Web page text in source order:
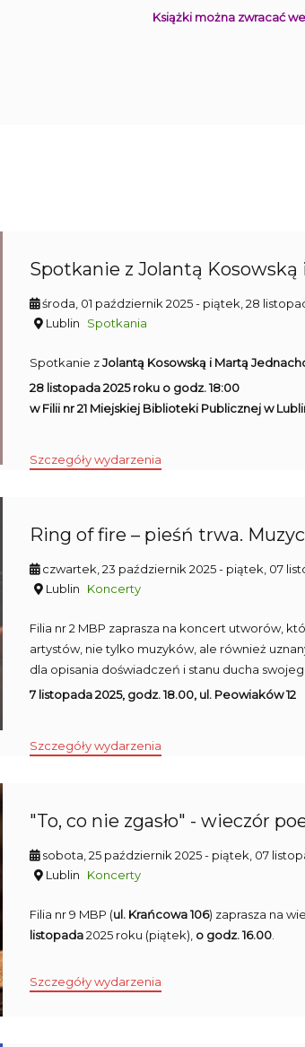
Książki można zwracać
Spotkanie z Jolantą
środa, 01 październik 2025- piątek, 28
Lublin
Spotkania
Spotkanie zJolantą Kosowską i Martą
28 listopada 2025 roku o godz. 18:00
w Filii nr 21 Miejskiej Biblioteki Publicznej w
Szczegóły wydarzenia
Ring of fire – pieśń trwa.
czwartek, 23 październik 2025- piątek, 07
Lublin
Koncerty
Filia nr 2 MBP zaprasza na koncert utworów,
artystów, nie tylko muzyków, ale również
dla opisania doświadczeń i stanu ducha
7 listopada 2025, godz. 18.00, ul. Peowiaków 12
Szczegóły wydarzenia
"To, co nie zgasło" - wieczór
sobota, 25 październik 2025- piątek, 07
Lublin
Koncerty
Filia nr 9 MBP (ul. Krańcowa 106) zaprasza na
listopada2025 roku (piątek), o godz. 16.00
Szczegóły wydarzenia